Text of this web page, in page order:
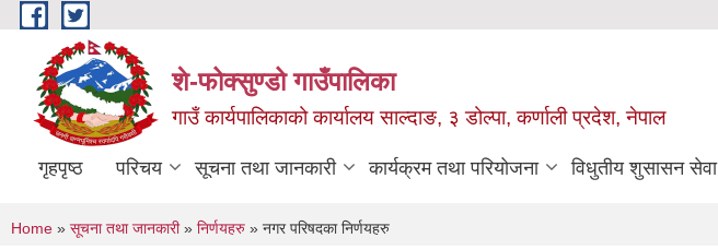
Skip to main content
शे-फोक्सुण्डो गाउँपालिका
गाउँ कार्यपालिकाको कार्यालय साल्दाङ, ३ डोल्पा, कर्णाली प्रदेश, नेपाल
गृहपृष्ठ परिचय सूचना तथा जानकारी कार्यक्रम तथा परियोजना विधुतीय शुसासन सेवा
You are here
Home » सूचना तथा जानकारी» निर्णयहरु » नगर परिषदका निर्णयहरु